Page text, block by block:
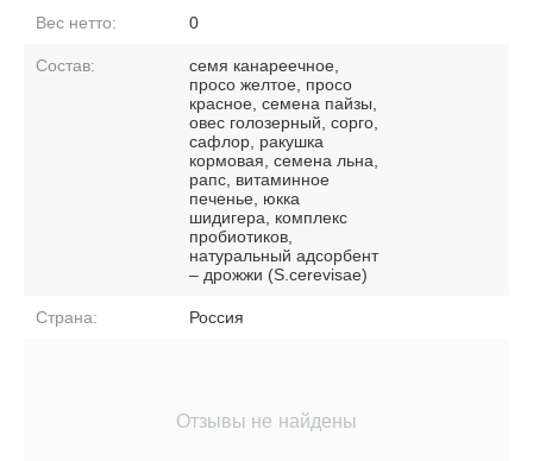
Вес нетто:
0
Состав:
семя канареечное,
просо желтое, просо
красное, семена пайзы,
овес голозерный, сорго,
сафлор, ракушка
кормовая, семена льна,
рапс, витаминное
печенье, юкка
шидигера, комплекс
пробиотиков,
натуральный адсорбент
– дрожжи (S.cerevisae)
Страна: Россия
Отзывы не найдены